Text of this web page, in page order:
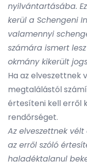
nyilvántartásába.
kerül a Schengeni
valamennyi
számára ismert
okmány kikerült
Ha az elveszettnek
megtalálástól
értesíteni kell erről
rendőrséget.
Az elveszettnek
az erről szóló
haladéktalanul